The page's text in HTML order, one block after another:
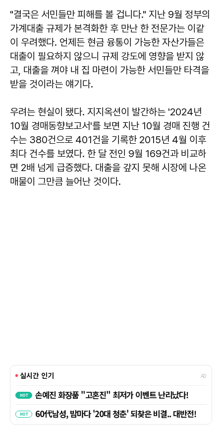
"결국은 서민들만 피해를 볼 겁니다." 지난 9월 정부의
가계대출 규제가 본격화한 후 만난 한 전문가는 이같
이 우려했다. 언제든 현금 융통이 가능한 자산가들은
대출이 필요하지 않으니 규제 강도에 영향을 받지 않
고, 대출을 껴야 내 집 마련이 가능한 서민들만 타격을
받을 것이라는 얘기다.
우려는 현실이 됐다. 지지옥션이 발간하는 '2024년
10월 경매동향보고서'를 보면 지난 10월 경매 진행 건
수는 380건으로 401건을 기록한 2015년 4월 이후
최다 건수를 보였다. 한 달 전인 9월 169건과 비교하
면 2배 넘게 급증했다. 대출을 갚지 못해 시장에 나온
매물이 그만큼 늘어난 것이다.